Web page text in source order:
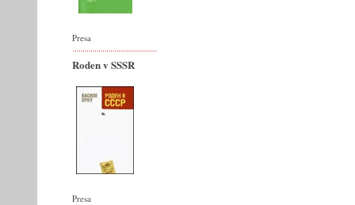
Presa
Roden v SSSR
Presa